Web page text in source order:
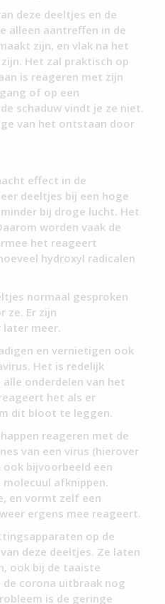
deze deeltjes en de
alleen aantreffen in de
zijn, en vlak na het
Het zal praktisch op
is reageren met zijn
of op een
schaduw vindt je ze niet.
van het ontstaan door
effect in de
deeltjes bij een hoge
bij droge lucht. Het
worden vaak de
het reageert
hydroxyl radicalen
normaal gesproken
ze. Er zijn
later meer.
en vernietigen ook
Het is redelijk
onderdelen van het
het als er
dit bloot te leggen.
reageren met de
van een virus (hierover
bijvoorbeeld een
afknippen.
en vormt zelf een
ergens mee reageert.
op de
deze deeltjes. Ze laten
ook bij de taaiste
de corona uitbraak nog
is de geringe